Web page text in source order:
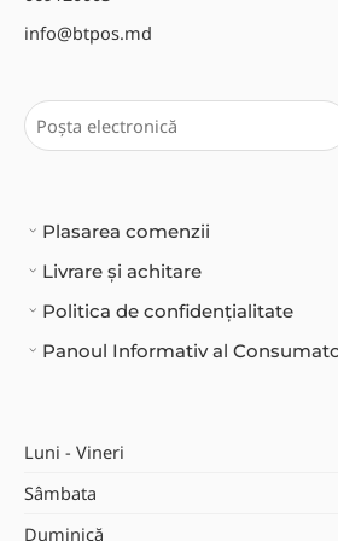
info@btpos.md
Plasarea comenzii
Livrare și achitare
Politica de confidențialitate
Panoul Informativ al
Luni - Vineri
Sâmbata
Duminică